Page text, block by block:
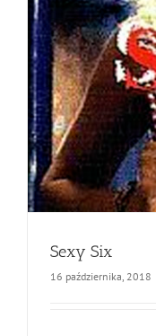
Sexy Six
16 października, 2018